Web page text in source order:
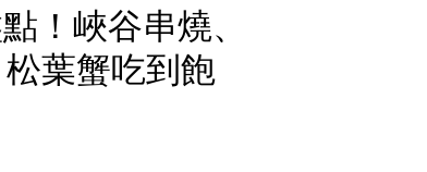
！峽谷串燒、
葉蟹吃到飽